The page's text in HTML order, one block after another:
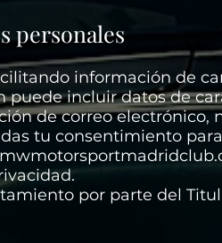
personales
información de
puede incluir datos de
de correo electrónico,
tu consentimiento
por parte del